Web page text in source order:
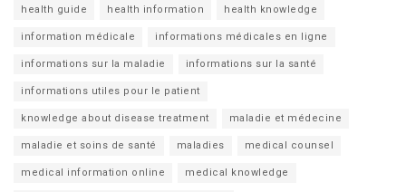
health guide health information health knowledge
information médicale informations médicales en ligne
informations sur la maladie informations sur la santé
informations utiles pour le patient
knowledge about disease treatment maladie et médecine
maladie et soins de santé maladies medical counsel
medical information online medical knowledge